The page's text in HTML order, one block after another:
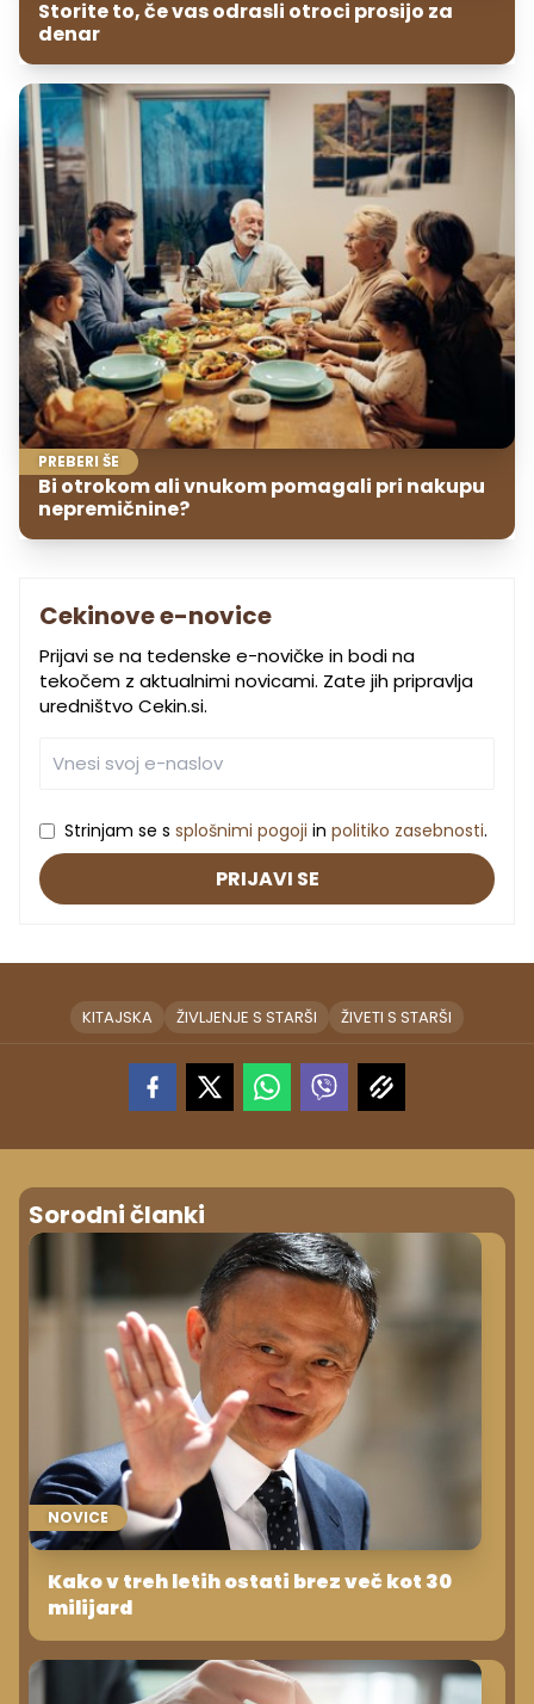
Storite to, če vas odrasli otroci prosijo za
denar
PREBERI ŠE
Bi otrokom ali vnukom pomagali pri nakupu
nepremičnine?
Cekinove e-novice
Prijavi se na tedenske e-novičke in bodi na
tekočem z aktualnimi novicami. Zate jih pripravlja
uredništvo Cekin.si.
Strinjam se s splošnimi pogoji in politiko zasebnosti.
PRIJAVI SE
KITAJSKA ŽIVLJENJE S STARŠI ŽIVETI S STARŠI
Sorodni članki
NOVICE
Kako v treh letih ostati brez več kot 30
milijard